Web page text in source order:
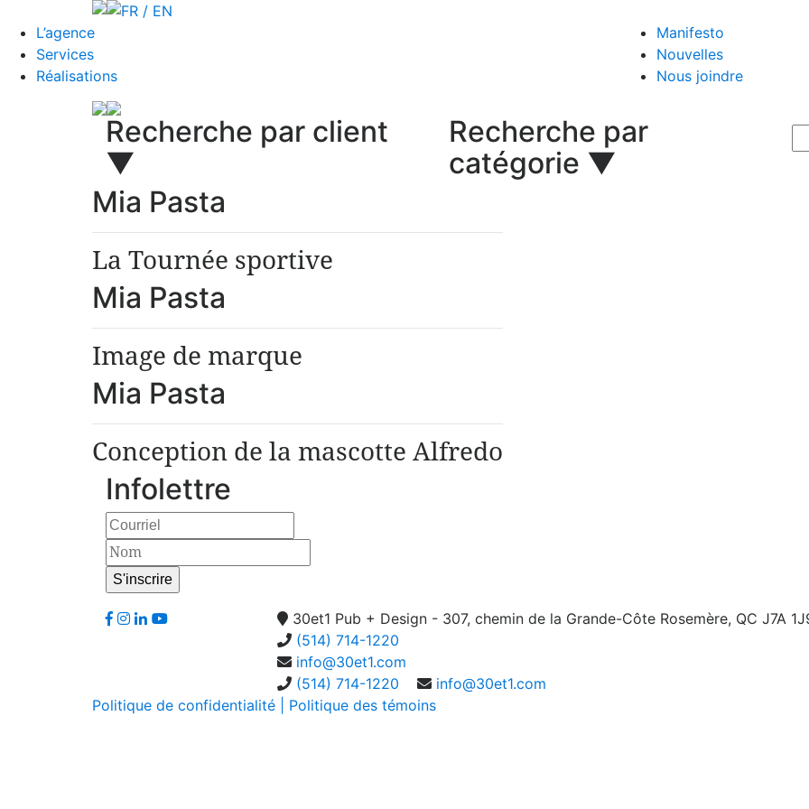
FR / EN
L’agence
Services
Réalisations
Manifesto
Nouvelles
Nous joindre
Recherche par client
▼
Recherche par
catégorie ▼
Mia Pasta
La Tournée sportive
Mia Pasta
Image de marque
Mia Pasta
Conception de la mascotte Alfredo
Infolettre
30et1 Pub + Design - 307, chemin de la Grande-Côte Rosemère, QC J7A
(514) 714-1220
info@30et1.com
(514) 714-1220
info@30et1.com
Politique de confidentialité
| Politique des témoins